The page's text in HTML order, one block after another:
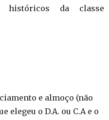
da classe
e almoço (não
elegeu o D.A. ou C.A e o